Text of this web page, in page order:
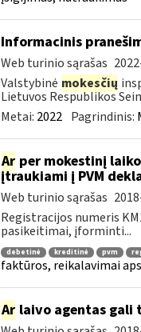
Informacinis
Web turinio sąrašas
Valstybinė mokesčių
Lietuvos Respublikos
Metai: 2022 Pagrindinis:
Arper mokestinį
įtraukiami į PVM
Web turinio sąrašas
Registracijos numeris
pasikeitimai, įforminti...
debetinė kreditinė pvm
faktūros, reikalavimai
Arlaivo agentas gali